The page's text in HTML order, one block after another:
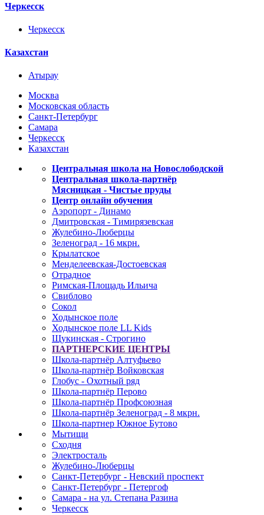
Черкесск
Черкесск
Казахстан
Атырау
Москва
Московская область
Санкт-Петербург
Самара
Черкесск
Казахстан
Центральная школа на Новослободской
Центральная школа-партнёр
Мясницкая - Чистые пруды
Центр онлайн обучения
Аэропорт - Динамо
Дмитровская - Тимирязевская
Жулебино-Люберцы
Зеленоград - 16 мкрн.
Крылатское
Менделеевская-Достоевская
Отрадное
Римская-Площадь Ильича
Свиблово
Сокол
Ходынское поле
Ходынское поле LL Kids
Щукинская - Строгино
ПАРТНЕРСКИЕ ЦЕНТРЫ
Школа-партнёр Алтуфьево
Школа-партнёр Войковская
Глобус - Охотный ряд
Школа-партнёр Перово
Школа-партнёр Профсоюзная
Школа-партнёр Зеленоград - 8 мкрн.
Школа-партнер Южное Бутово
Мытищи
Сходня
Электросталь
Жулебино-Люберцы
Санкт-Петербург - Невский проспект
Санкт-Петербург - Петергоф
Самара - на ул. Степана Разина
Черкесск